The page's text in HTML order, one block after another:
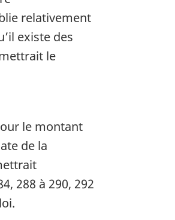
relativement
existe des
le
le montant
de la
288 à 290, 292